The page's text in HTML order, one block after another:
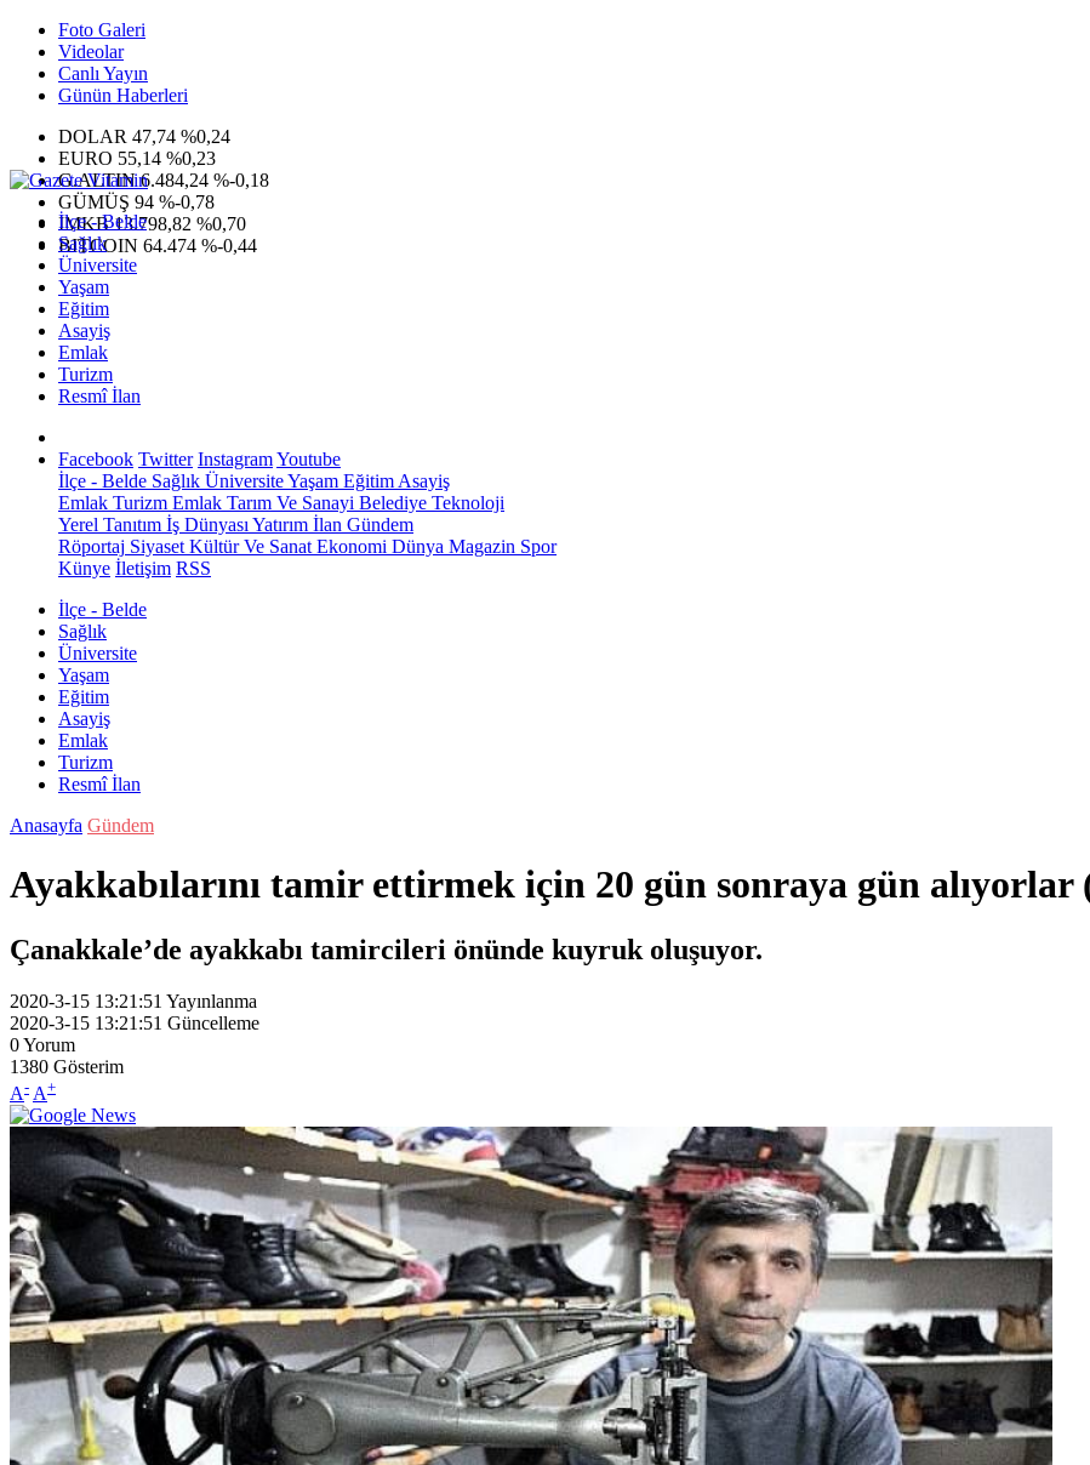
Foto Galeri
Videolar
Canlı Yayın
Günün Haberleri
DOLAR 47,74 %0,24
EURO 55,14 %0,23
G.ALTIN6.484,24 %-0,18
GÜMÜŞ 94 %-0,78
IMKB13.798,82 %0,70
BITCOIN 64.474 %-0,44
İlçe - Belde
Sağlık
Üniversite
Yaşam
Eğitim
Asayiş
Emlak
Turizm
Resmî İlan
Facebook Twitter InstagramYoutube
İlçe - Belde Sağlık ÜniversiteYaşam Eğitim Asayiş
Emlak Turizm Emlak Tarım Ve Sanayi Belediye Teknoloji
Yerel Tanıtım İş Dünyası Yatırım İlan Gündem
Röportaj Siyaset Kültür Ve Sanat Ekonomi Dünya Magazin Spor
Künye İletişim RSS
İlçe - Belde
Sağlık
Üniversite
Yaşam
Eğitim
Asayiş
Emlak
Turizm
Resmî İlan
Anasayfa Gündem
Ayakkabılarını tamir ettirmek için 20 gün sonraya gün
Çanakkale’de ayakkabı tamircileri önünde kuyruk oluşuyor.
2020-3-15 13:21:51 Yayınlanma
2020-3-15 13:21:51 Güncelleme
0Yorum
1380 Gösterim
A- A+